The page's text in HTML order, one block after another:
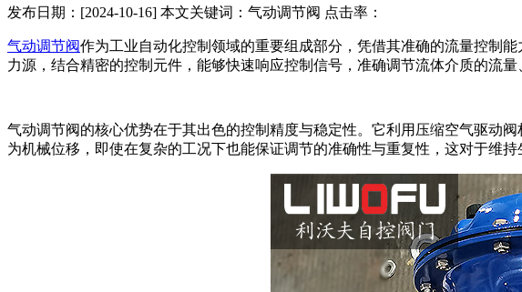
发布日期：[2024-10-16] 本文关键词：气动调节阀 点击率：
气动调节阀作为工业自动化控制领域的重要组成部分，凭借其准确的流量控制
力源，结合精密的控制元件，能够快速响应控制信号，准确调节流体介质的流
气动调节阀的核心优势在于其出色的控制精度与稳定性。它利用压缩空气驱动
为机械位移，即使在复杂的工况下也能保证调节的准确性与重复性，这对于维持